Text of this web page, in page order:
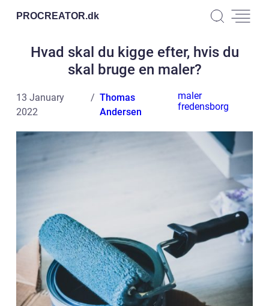
PROCREATOR.dk
Hvad skal du kigge efter, hvis du
skal bruge en maler?
13 January
2022
Thomas
Andersen
maler
fredensborg